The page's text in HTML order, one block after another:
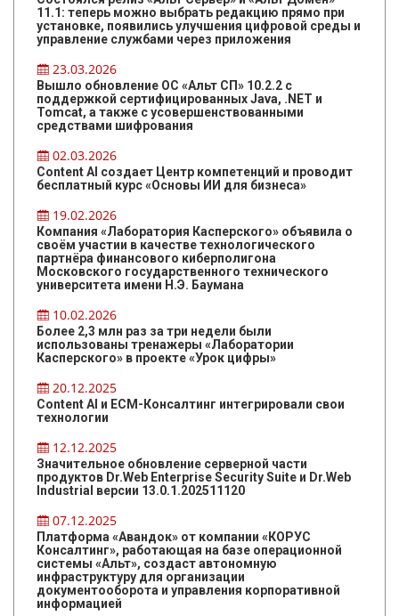
11.1: теперь можно выбрать редакцию прямо при
установке, появились улучшения цифровой среды и
управление службами через приложения
23.03.2026
Вышло обновление ОС «Альт СП» 10.2.2 с
поддержкой сертифицированных Java, .NET и
Tomcat, а также с усовершенствованными
средствами шифрования
02.03.2026
Content AI создает Центр компетенций и проводит
бесплатный курс «Основы ИИ для бизнеса»
19.02.2026
Компания «Лаборатория Касперского» объявила о
своём участии в качестве технологического
партнёра финансового киберполигона
Московского государственного технического
университета имени Н.Э. Баумана
10.02.2026
Более 2,3 млн раз за три недели были
использованы тренажеры «Лаборатории
Касперского» в проекте «Урок цифры»
20.12.2025
Content AI и ЕСМ-Консалтинг интегрировали свои
технологии
12.12.2025
Значительное обновление серверной части
продуктов Dr.Web Enterprise Security Suite и Dr.Web
Industrial версии 13.0.1.202511120
07.12.2025
Платформа «Авандок» от компании «КОРУС
Консалтинг», работающая на базе операционной
системы «Альт», создаст автономную
инфраструктуру для организации
документооборота и управления корпоративной
информацией